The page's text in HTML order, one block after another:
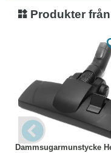
Produkter
Dammsugarmunstycke